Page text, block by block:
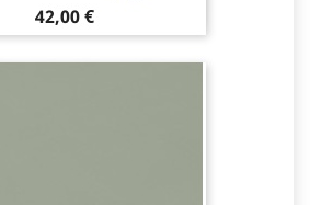
Hinta
42,00 €